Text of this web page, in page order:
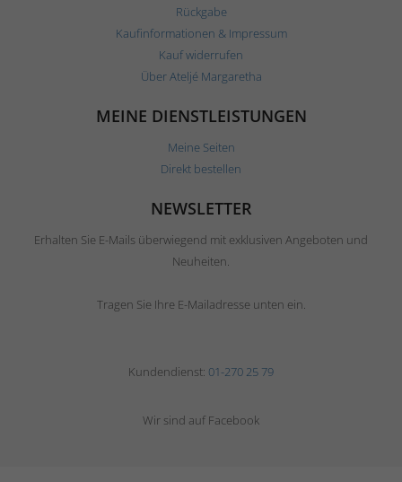
Rückgabe
Kaufinformationen & Impressum
Kauf widerrufen
Über Ateljé Margaretha
MEINE DIENSTLEISTUNGEN
Meine Seiten
Direkt bestellen
NEWSLETTER
Erhalten Sie E-Mails überwiegend mit exklusiven Angeboten und
Neuheiten.
Tragen Sie Ihre E-Mailadresse unten ein.
Kundendienst: 01-270 25 79
Wir sind auf Facebook